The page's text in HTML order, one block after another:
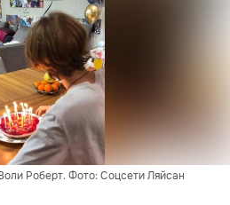
Роберт. Фото: Соцсети Ляйсан